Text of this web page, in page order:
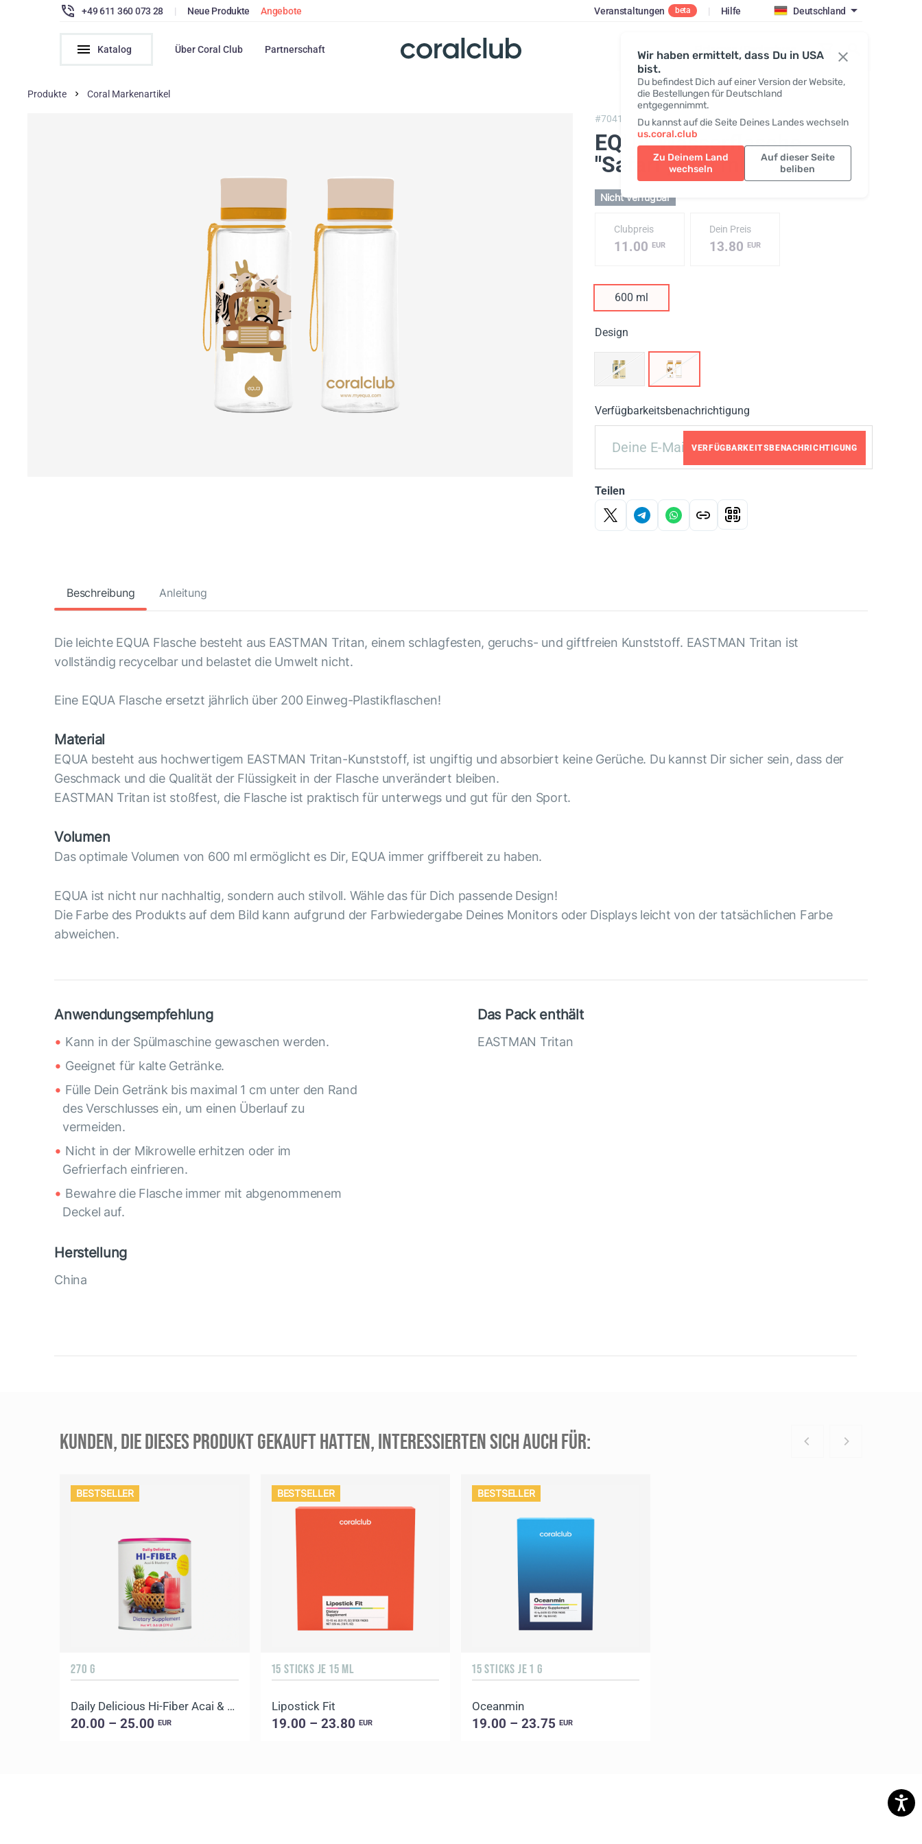
Wir haben ermittelt, dass Du in USA
bist.
Du befindest Dich auf einer Version der Website,
die Bestellungen für Deutschland
entgegennimmt.
Du kannst auf die Seite Deines Landes wechseln
us.coral.club
Zu Deinem Land
wechseln
Auf dieser Seite
beliben
+49 611 360 073 28 | Neue Produkte Angebote Veranstaltungen beta | Hilfe Deutschland
Katalog Über Coral Club Partnerschaft Einloggen / Registrieren
Produkte Coral Markenartikel
#70412, EQUA 600 plastic bottle
EQUA Wasserflasche
"Safari", 600 ml
Nicht verfügbar
Clubpreis
11.00 EUR
Dein Preis
13.80 EUR
600 ml
Design
Verfügbarkeitsbenachrichtigung
VERFÜGBARKEITSBENACHRICHTIGUNG
Teilen
Beschreibung Anleitung
Die leichte EQUA Flasche besteht aus EASTMAN Tritan, einem schlagfesten, geruchs- und giftfreien Kunststoff. EASTMAN Tritan ist
vollständig recycelbar und belastet die Umwelt nicht.
Eine EQUA Flasche ersetzt jährlich über 200 Einweg-Plastikflaschen!
Material
EQUA besteht aus hochwertigem EASTMAN Tritan-Kunststoff, ist ungiftig und absorbiert keine Gerüche. Du kannst Dir sicher sein, dass der
Geschmack und die Qualität der Flüssigkeit in der Flasche unverändert bleiben.
EASTMAN Tritan ist stoßfest, die Flasche ist praktisch für unterwegs und gut für den Sport.
Volumen
Das optimale Volumen von 600 ml ermöglicht es Dir, EQUA immer griffbereit zu haben.
EQUA ist nicht nur nachhaltig, sondern auch stilvoll. Wähle das für Dich passende Design!
Die Farbe des Produkts auf dem Bild kann aufgrund der Farbwiedergabe Deines Monitors oder Displays leicht von der tatsächlichen Farbe
abweichen.
Anwendungsempfehlung
Kann in der Spülmaschine gewaschen werden.
Geeignet für kalte Getränke.
Fülle Dein Getränk bis maximal 1 cm unter den Rand
des Verschlusses ein, um einen Überlauf zu
vermeiden.
Nicht in der Mikrowelle erhitzen oder im
Gefrierfach einfrieren.
Bewahre die Flasche immer mit abgenommenem
Deckel auf.
Das Pack enthält
EASTMAN Tritan
Herstellung
China
KUNDEN, DIE DIESES PRODUKT GEKAUFT HATTEN, INTERESSIERTEN SICH AUCH FÜR:
BESTSELLER
270 G
Daily Delicious Hi-Fiber Acai & Blueberry
20.00 – 25.00EUR
BESTSELLER
15 STICKS JE 15 ML
Lipostick Fit
19.00 – 23.80 EUR
BESTSELLER
15 STICKS JE 1 G
Oceanmin
19.00 – 23.75 EUR